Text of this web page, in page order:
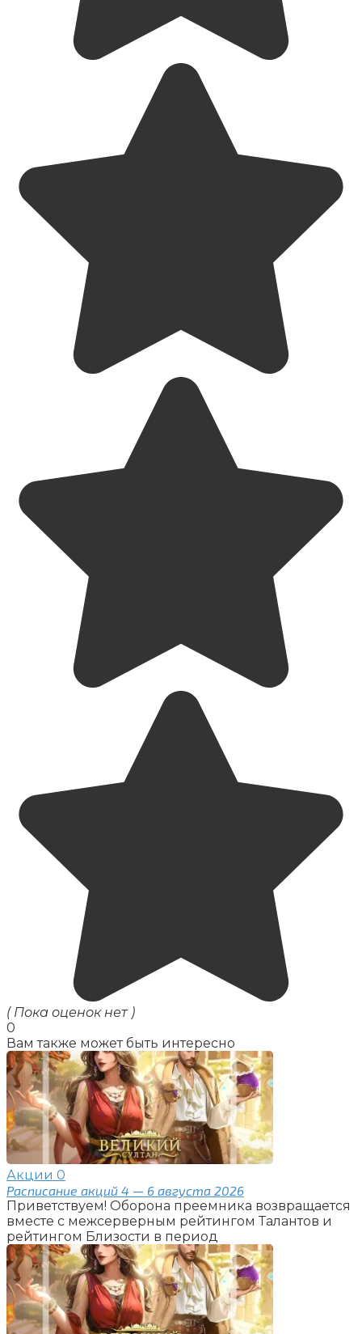
( Пока оценок нет )
0
Вам также может быть интересно
Акции 0
Расписание акций 4 — 6 августа 2026
Приветствуем! Оборона преемника возвращается
вместе с межсерверным рейтингом Талантов и
рейтингом Близости в период